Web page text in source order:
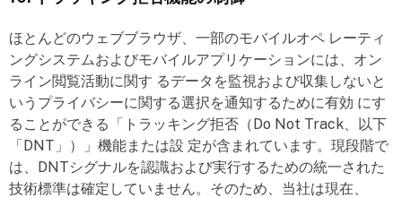
ほとんどのウェブブラウザ、一部のモバイルオペ レーティ
ングシステムおよびモバイルアプリケーションには、オン
ライン閲覧活動に関す るデータを監視および収集しないと
いうプライバシーに関する選択を通知するために有効 にす
ることができる「トラッキング拒否（Do Not Track、以下
「DNT」）」機能または設 定が含まれています。現段階で
は、DNTシグナルを認識および実行するための統一された
技術標準は確定していません。そのため、当社は現在、